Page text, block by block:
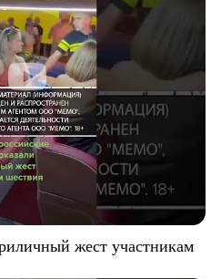
жест участникам